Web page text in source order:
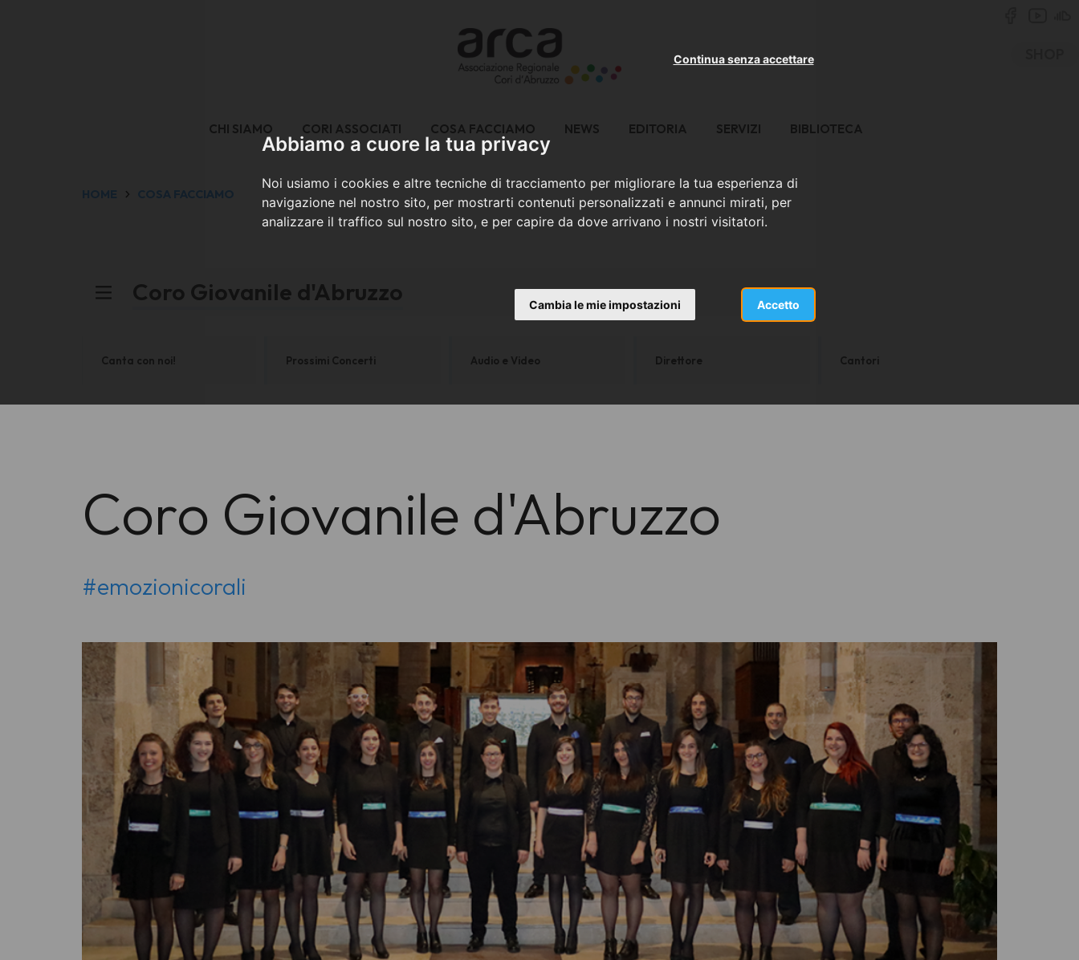
Abbiamo a cuore la tua privacy
Noi usiamo i cookies e altre tecniche di tracciamento per migliorare la tua esperienza di
navigazione nel nostro sito, per mostrarti contenuti personalizzati e annunci mirati, per
analizzare il traffico sul nostro sito, e per capire da dove arrivano i nostri visitatori.
Accetto
Continua senza accettare
Cambia le mie impostazioni
CHI SIAMO CORI ASSOCIATI COSA FACCIAMO NEWS EDITORIA SERVIZI BIBLIOTECA
HOME COSA FACCIAMO
Coro Giovanile d'Abruzzo
Canta con noi! Prossimi Concerti Audio e Video Direttore Cantori
Coro Giovanile d'Abruzzo
#emozionicorali